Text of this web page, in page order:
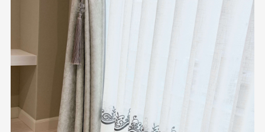
お見積り来店予約はこちら
法人のお客様へ